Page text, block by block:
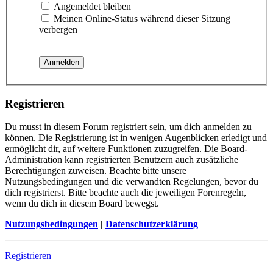
Angemeldet bleiben
Meinen Online-Status während dieser Sitzung
verbergen
Registrieren
Du musst in diesem Forum registriert sein, um dich anmelden zu
können. Die Registrierung ist in wenigen Augenblicken erledigt und
ermöglicht dir, auf weitere Funktionen zuzugreifen. Die Board-
Administration kann registrierten Benutzern auch zusätzliche
Berechtigungen zuweisen. Beachte bitte unsere
Nutzungsbedingungen und die verwandten Regelungen, bevor du
dich registrierst. Bitte beachte auch die jeweiligen Forenregeln,
wenn du dich in diesem Board bewegst.
Nutzungsbedingungen | Datenschutzerklärung
Registrieren